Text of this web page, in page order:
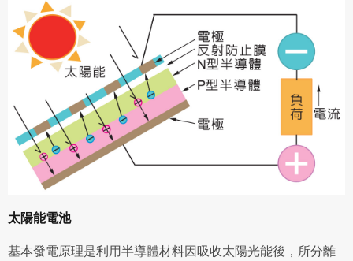
太陽能電池
基本發電原理是利用半導體材料因吸收太陽光能後，所分離